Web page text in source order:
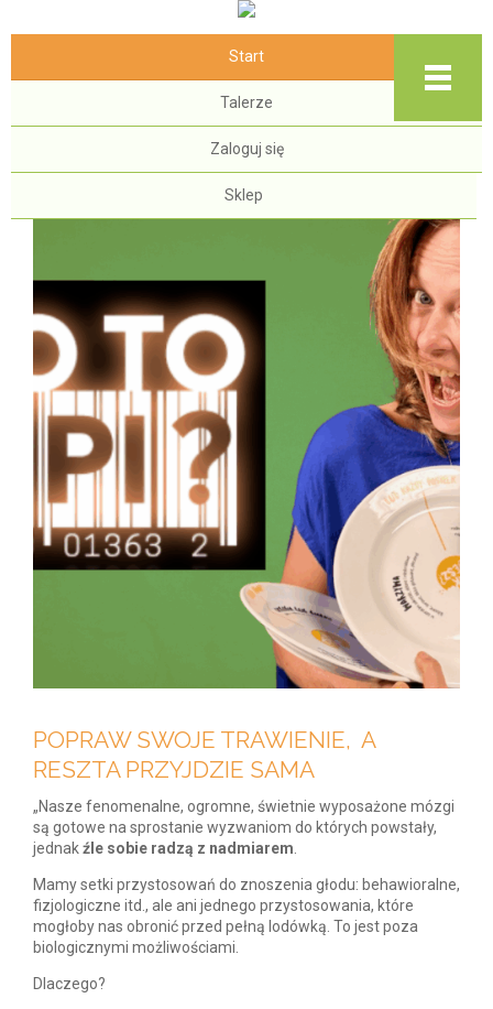
Start
Talerze
Zaloguj się
Sklep
POPRAW SWOJE TRAWIENIE, A
RESZTA PRZYJDZIE SAMA
„Nasze fenomenalne, ogromne, świetnie wyposażone mózgi
są gotowe na sprostanie wyzwaniom do których powstały,
jednakźle sobie radzą z nadmiarem
Mamy setki przystosowań do znoszenia głodu: behawioralne,
fizjologiczne itd., ale ani jednego przystosowania, które
mogłoby nas obronić przed pełną lodówką. To jest poza
biologicznymi możliwościami.
Dlaczego?